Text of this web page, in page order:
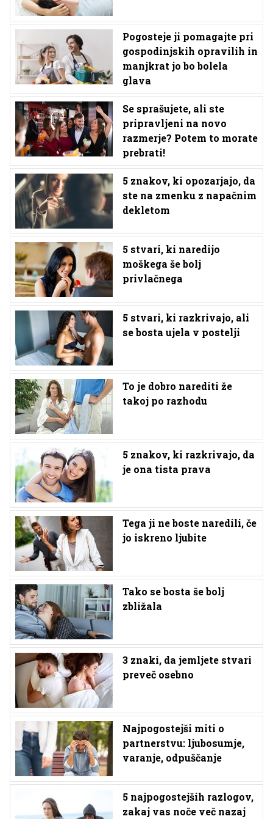
Pogosteje ji pomagajte pri
gospodinjskih opravilih in
manjkrat jo bo bolela
glava
Se sprašujete, ali ste
pripravljeni na novo
razmerje? Potem to morate
prebrati!
5 znakov, ki opozarjajo, da
ste na zmenku z napačnim
dekletom
5 stvari, ki naredijo
moškega še bolj
privlačnega
5 stvari, ki razkrivajo, ali
se bosta ujela v postelji
To je dobro narediti že
takoj po razhodu
5 znakov, ki razkrivajo, da
je ona tista prava
Tega ji ne boste naredili, če
jo iskreno ljubite
Tako se bosta še bolj
zbližala
3 znaki, da jemljete stvari
preveč osebno
Najpogostejši miti o
partnerstvu: ljubosumje,
varanje, odpuščanje
5 najpogostejših razlogov,
zakaj vas noče več nazaj